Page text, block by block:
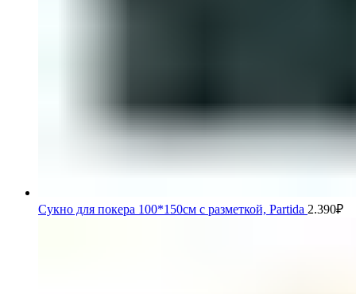
Сукно для покера 100*150см с разметкой, Partida 2.390₽